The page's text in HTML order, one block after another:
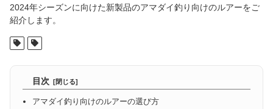
2024年シーズンに向けた新製品のアマダイ釣り向けのルアーをご
紹介します。
目次
アマダイ釣り向けのルアーの選び方